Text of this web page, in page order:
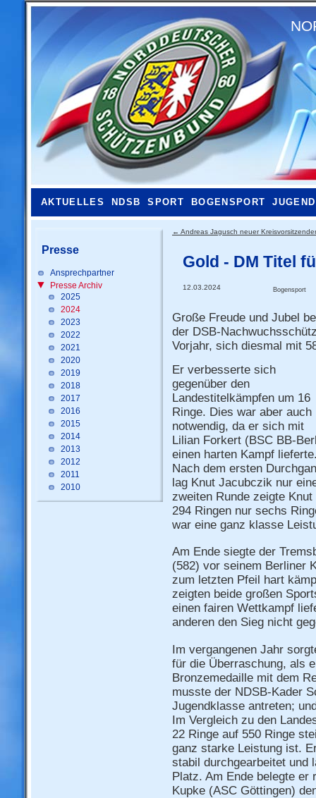
AKTUELLES NDSB SPORT BOGENSPORT JUGEND
Presse
Ansprechpartner
Presse Archiv
2025
2024
2023
2022
2021
2020
2019
2018
2017
2016
2015
2014
2013
2012
2011
2010
← Andreas Jagusch neuer Kreisvorsitzender
Gold - DM Titel
12.03.2024 Bogensport
Große Freude und Jubel
der DSB-
Vorjahr, sich diesmal mit
Er verbesserte sich
gegenüber den
Landestitelkämpfen um 16
Ringe. Dies war aber auch
notwendig, da er sich mit
Lilian Forkert (BSC BB-
einen harten Kampf
Nach dem ersten
lag Knut Jacubczik nur
zweiten Runde zeigte
294 Ringen nur sechs
war eine ganz klasse
Am Ende siegte der
(582) vor seinem Berliner
zum letzten Pfeil hart
zeigten beide großen
einen fairen Wettkampf
anderen den Sieg nicht
Im vergangenen Jahr
für die Überraschung, als
Bronzemedaille mit dem
musste der NDSB-Kader
Jugendklasse antreten;
Im Vergleich zu den
22 Ringe auf 550 Ringe
ganz starke Leistung ist.
stabil durchgearbeitet und
Platz. Am Ende belegte er
Kupke (ASC Göttingen)